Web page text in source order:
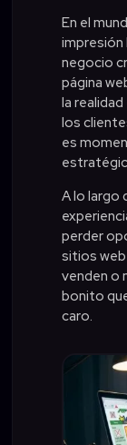
En el
negocio
página
la
los
es
A lo largo
perder
sitios
venden o
bonito
caro.